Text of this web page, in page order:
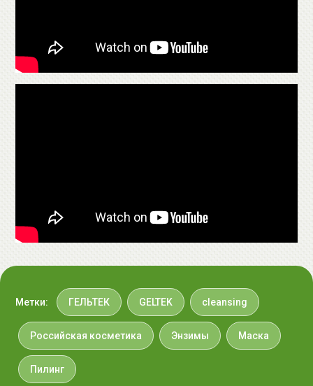
закрыть пищевой пленкой. Время экспозиции 15
минут. Также, по маске можно делать массаж
увлажненными руками в течение 15-ти минут.
Метки: ГЕЛЬТЕК GELTEK cleansing
Российская косметика Энзимы Маска
Пилинг